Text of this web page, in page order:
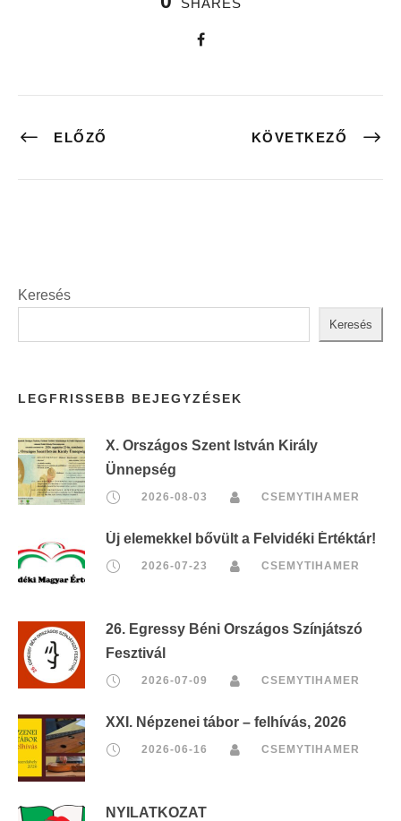
ELŐZŐ KÖVETKEZŐ
Keresés
Keresés
LEGFRISSEBB BEJEGYZÉSEK
X. Országos Szent István Király
Ünnepség
2026-08-03 CSEMYTIHAMER
Új elemekkel bővült a Felvidéki Értéktár!
2026-07-23 CSEMYTIHAMER
26. Egressy Béni Országos Színjátszó
Fesztivál
2026-07-09 CSEMYTIHAMER
XXI. Népzenei tábor – felhívás, 2026
2026-06-16 CSEMYTIHAMER
NYILATKOZAT